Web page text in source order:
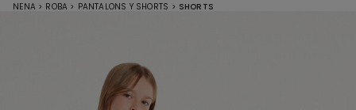
NENA > ROBA > PANTALONS Y SHORTS > SHORTS